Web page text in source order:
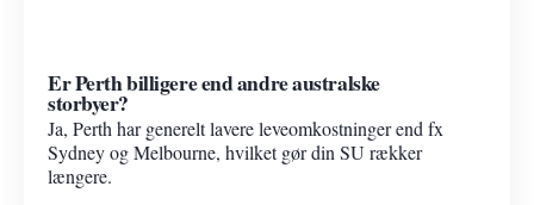
Er Perth billigere end andre australske
storbyer?
Ja, Perth har generelt lavere leveomkostninger end fx
Sydney og Melbourne, hvilket gør din SU rækker
længere.